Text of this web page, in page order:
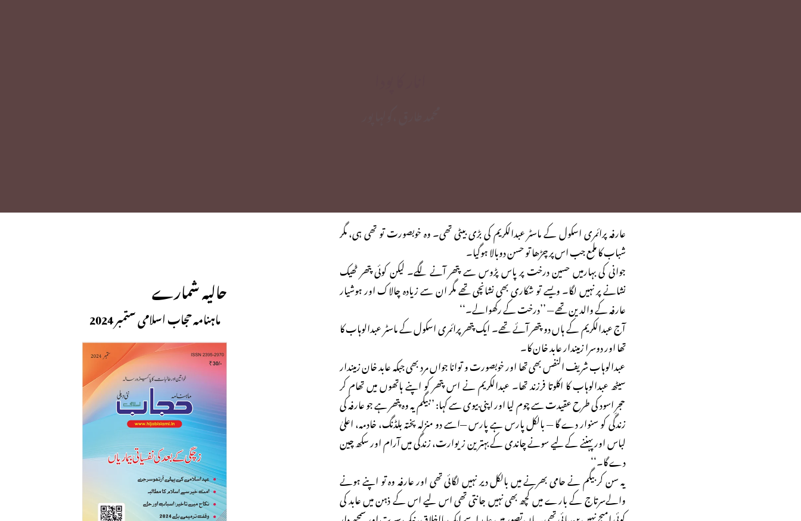
عارفہ پرائمری اسکول کے ماسٹر عبدالکریم کی بڑی بیٹی تھی۔ وہ خوبصورت تو تھی ہی، مگر
شباب کا ملمع جب اس پر چڑھا تو حسن دوبالا ہوگیا۔
جوانی کی بہارمیں حسین درخت پر پاس پڑوس سے پتھر آنے لگے۔ لیکن کوئی پتھر ٹھیک
نشانے پر نہیں لگا۔ ویسے تو شکاری بھی نشانچی تھے مگر ان سے زیادہ چالاک اور ہوشیار
عارفہ کے والدین تھے — ’’درخت کے رکھوالے۔‘‘
آج عبدالکریم کے ہاں دو پتھر آئے تھے۔ ایک پتھر پرائمری اسکول کے ماسٹر عبدالوہاب کا
تھا اور دوسرا زمیندار عابد خان کا۔
عبدالوہاب شریف النفس بھی تھا اور خوبصورت و توانا جواں مرد بھی جبکہ عابد خان زمیندار
سیٹھ عبدالوہاب کا اکلوتا فرزند تھا۔ عبدالکریم نے اس پتھر کو اپنے ہاتھوں میں تھام کر
حجرِ اسود کی طرح عقیدت سے چوم لیا اور اپنی بیوی سے کہا: ’’بیگم یہ وہ پتھر ہے جو عارفہ کی
زندگی کو سنوار دے گا — بالکل پارس ہے پارس —اسے دو منزلہ پختہ بلڈنگ، خادمہ، اعلیٰ
لباس اور پہننے کے لیے سونے چاندی کے بہترین زیوارت، زندگی میں آرام اور سکھ چین
دے گا۔‘‘
یہ سن کر بیگم نے حامی بھرنے میں بالکل دیر نہیں لگائی تھی اور عارفہ وہ تو اپنے ہونے
والےسرتاج کے بارے میں کچھ بھی نہیں جانتی تھی اس لیے اس کے ذہن میں عابد کی
حالیہ شمارے
ماہنامہ حجاب اسلامی ستمبر 2024